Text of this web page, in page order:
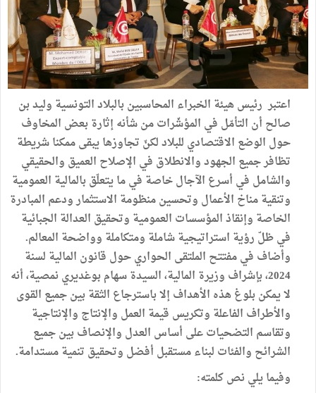
اعتبر رئيس هيئة الخبراء المحاسبين بالبلاد التونسية وليد بن
صالح أن التأمّل في المؤشّرات من شأنه إثارة بعض المخاوف
حول الوضع الاقتصادي للبلاد لكنّ تجاوزها يبقى ممكنا شريطة
تظافر جميع الجهود والانطلاق في الإصلاح العميق والحقيقي
والشامل في أسرع الآجال خاصة في ما يتعلّق بالمالية العمومية
وتنقية مناخ الأعمال وتحسين منظومة الاستثمار ودعم المبادرة
الخاصة وإنقاذ المؤسسات العمومية وتحقيق العدالة الجبائية
في ظلّ رؤية استراتيجية شاملة ومتكاملة وواضحة المعالم.
وأضاف في مفتتح الملتقى الحواري حول قانون المالية لسنة
2024، بإشراف وزيرة المالية، السيدة سهام بوغديري نمصية، أنه
لا يمكن بلوغ هذه الأهداف إلا باسترجاع الثقة بين جميع القوى
والأطراف الفاعلة وتكريس قيمة العمل والإنتاج والإنتاجية
وتقاسم التضحيات على أساس العدل والإنصاف بين جميع
الشرائح والفئات لبناء مستقبل أفضل وتحقيق تنمية مستدامة.
وفيما يلي نص كلمته: